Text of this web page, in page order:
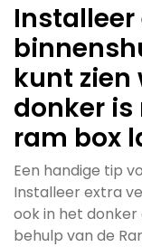
kunt zien
donker
ram box
Een handige tip
Installeer extra
ook in het
behulp van de